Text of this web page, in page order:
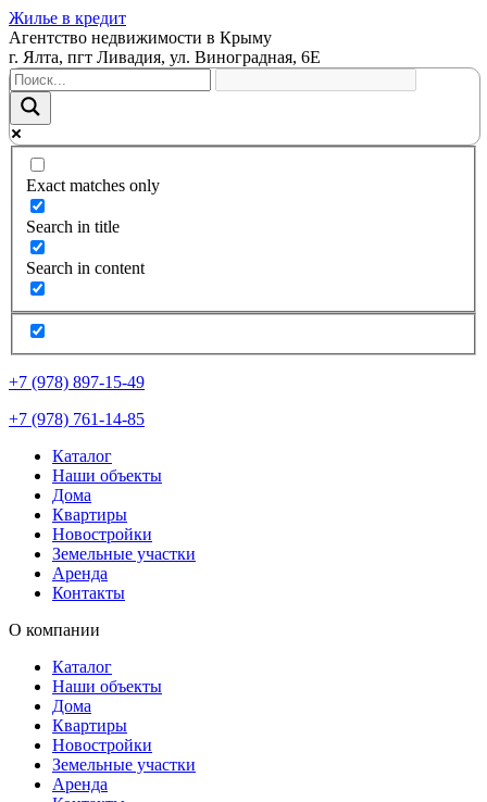
Жилье в кредит
Агентство недвижимости в Крыму
г. Ялта, пгт Ливадия, ул. Виноградная, 6Е
Exact matches only
Search in title
Search in content
+7 (978) 897-15-49
+7 (978) 761-14-85
Каталог
Наши объекты
Дома
Квартиры
Новостройки
Земельные участки
Аренда
Контакты
О компании
Каталог
Наши объекты
Дома
Квартиры
Новостройки
Земельные участки
Аренда